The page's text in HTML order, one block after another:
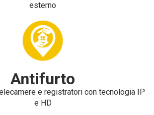
esterno
Antifurto
e registratori con tecnologia IP
e HD